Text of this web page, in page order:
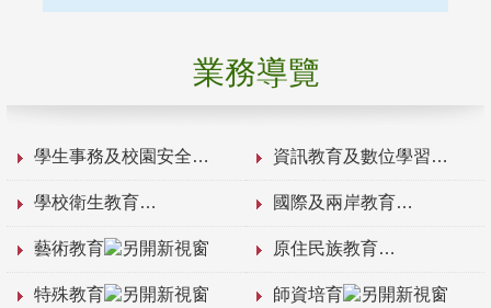
業務導覽
學生事務及校園安全 資訊教育及數位學習
學校衛生教育 國際及兩岸教育
藝術教育 原住民族教育
特殊教育 師資培育